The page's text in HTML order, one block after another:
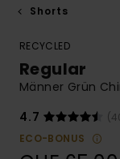
Shorts
RECYCLED
Regular
Männer Grün
4.7
ECO-BONUS